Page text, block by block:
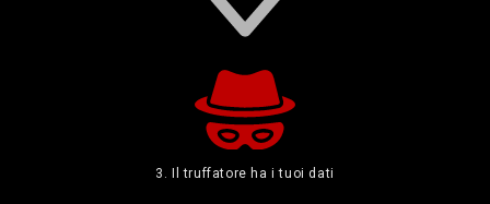
3. Il truffatore ha i tuoi dati